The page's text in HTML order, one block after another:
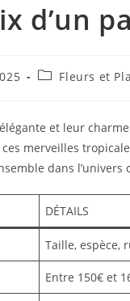
d’un
Fleurs et
et leur
ces merveilles
dans
DÉTAILS
Taille, espèce,
Entre 150€ et